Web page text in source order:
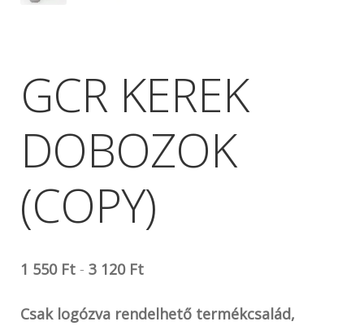
GCR KEREK
DOBOZOK
(COPY)
1 550 Ft -3 120 Ft
Csak logózva rendelhető termékcsalád,